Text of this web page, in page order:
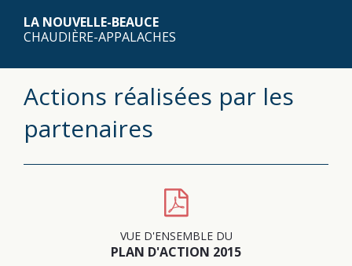
LA NOUVELLE-BEAUCE
CHAUDIÈRE-APPALACHES
Actions réalisées par les
partenaires
VUE D'ENSEMBLE DU
PLAN D'ACTION 2015